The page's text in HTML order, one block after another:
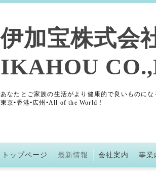
伊加宝株式会
IKAHOU
あなたとご家族の生活がより健康的で良いものにな
東京•香港•広州•All of the World !
トップページ 最新情報 会社案内 事業